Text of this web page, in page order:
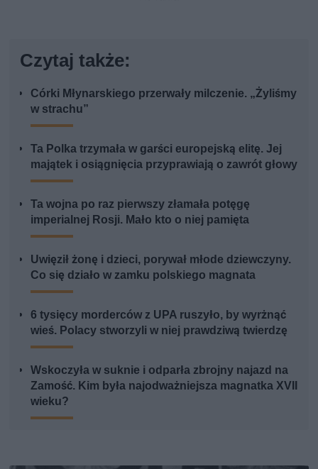
Czytaj także:
Córki Młynarskiego przerwały milczenie. „Żyliśmy
w strachu”
Ta Polka trzymała w garści europejską elitę. Jej
majątek i osiągnięcia przyprawiają o zawrót głowy
Ta wojna po raz pierwszy złamała potęgę
imperialnej Rosji. Mało kto o niej pamięta
Uwięził żonę i dzieci, porywał młode dziewczyny.
Co się działo w zamku polskiego magnata
6 tysięcy morderców z UPA ruszyło, by wyrżnąć
wieś. Polacy stworzyli w niej prawdziwą twierdzę
Wskoczyła w suknie i odparła zbrojny najazd na
Zamość. Kim była najodważniejsza magnatka XVII
wieku?